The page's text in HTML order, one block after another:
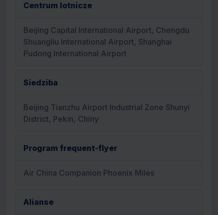
Centrum lotnicze
Beijing Capital International Airport, Chengdu
Shuangliu International Airport, Shanghai
Pudong International Airport
Siedziba
Beijing Tianzhu Airport Industrial Zone Shunyi
District, Pekin, Chiny
Program frequent-flyer
Air China Companion Phoenix Miles
Alianse